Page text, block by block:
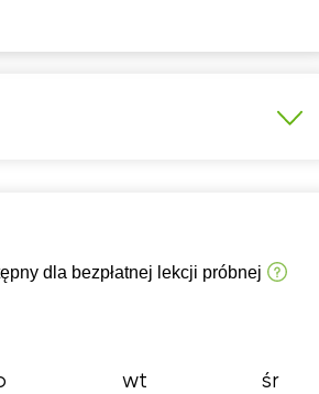
dla bezpłatnej lekcji próbnej
wt
śr